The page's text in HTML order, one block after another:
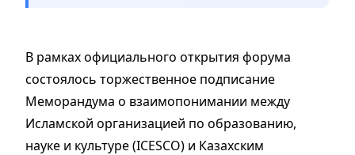
В рамках официального открытия форума
состоялось торжественное подписание
Меморандума о взаимопонимании между
Исламской организацией по образованию,
науке и культуре (ICESCO) и Казахским